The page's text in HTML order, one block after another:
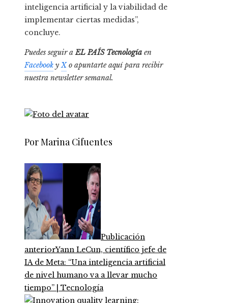
inteligencia artificial y la viabilidad de
implementar ciertas medidas”,
concluye.
Puedes seguir a EL PAÍS Tecnología en
Facebook y Xo apuntarte aquí para recibir
nuestra newsletter semanal.
Por Marina Cifuentes
Publicación
anteriorYann LeCun, científico jefe de
IA de Meta: “Una inteligencia artificial
de nivel humano va a llevar mucho
tiempo” | Tecnología